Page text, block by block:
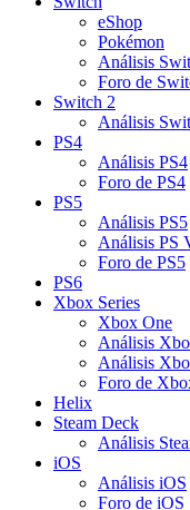
eShop
Pokémon
Análisis
Foro de
Switch 2
Análisis
PS4
Análisis PS4
Foro de PS4
PS5
Análisis PS5
Análisis PS
Foro de PS5
PS6
Xbox Series
Xbox One
Análisis
Análisis
Foro de
Helix
Steam Deck
Análisis
iOS
Análisis iOS
Foro de iOS